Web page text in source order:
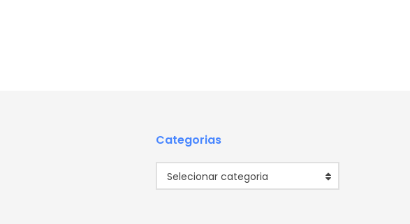
Categorias
Selecionar categoria